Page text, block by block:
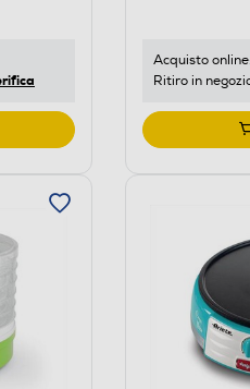
Acquisto online:
Ritiro in